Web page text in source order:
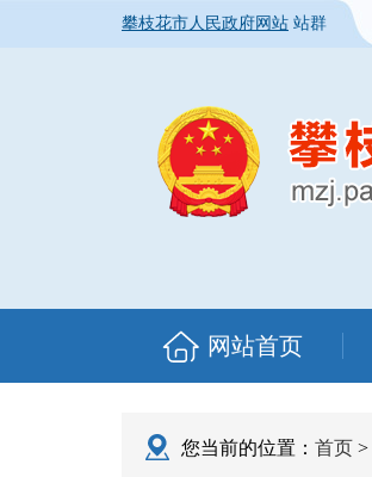
攀枝花市人民政府网站 站群
网站首页
您当前的位置： 首页 >